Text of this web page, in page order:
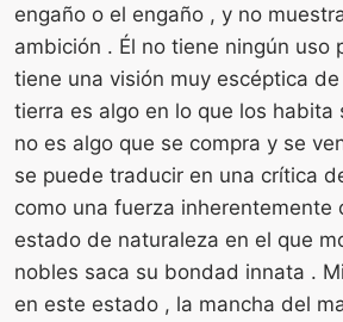
engaño o el engaño , y no
ambición . Él no tiene ningún uso
tiene una visión muy escéptica
tierra es algo en lo que los habita
no es algo que se compra y se
se puede traducir en una crítica
como una fuerza inherentemente
estado de naturaleza en el que
nobles saca su bondad innata .
en este estado , la mancha del